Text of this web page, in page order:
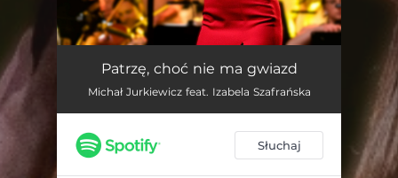
Patrzę, choć nie ma gwiazd (feat. Izabela Szafrańska) 04:31
Patrzę, choć nie ma gwiazd
Michał Jurkiewicz feat. Izabela Szafrańska
Słuchaj